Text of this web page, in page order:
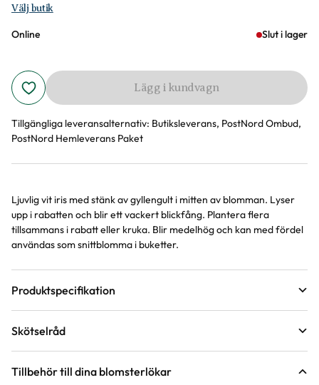
Välj butik
Online Slut i lager
Lägg i kundvagn
Tillgängliga leveransalternativ: Butiksleverans, PostNord Ombud,
PostNord Hemleverans Paket
Produktinformation
Ljuvlig vit iris med stänk av gyllengult i mitten av blomman. Lyser
upp i rabatten och blir ett vackert blickfång. Plantera flera
tillsammans i rabatt eller kruka. Blir medelhög och kan med fördel
användas som snittblomma i buketter.
Produktspecifikation
Förväntad sluthöjd
Skötselråd
Läge Sol till halvskugga
Tillbehör till dina blomsterlökar